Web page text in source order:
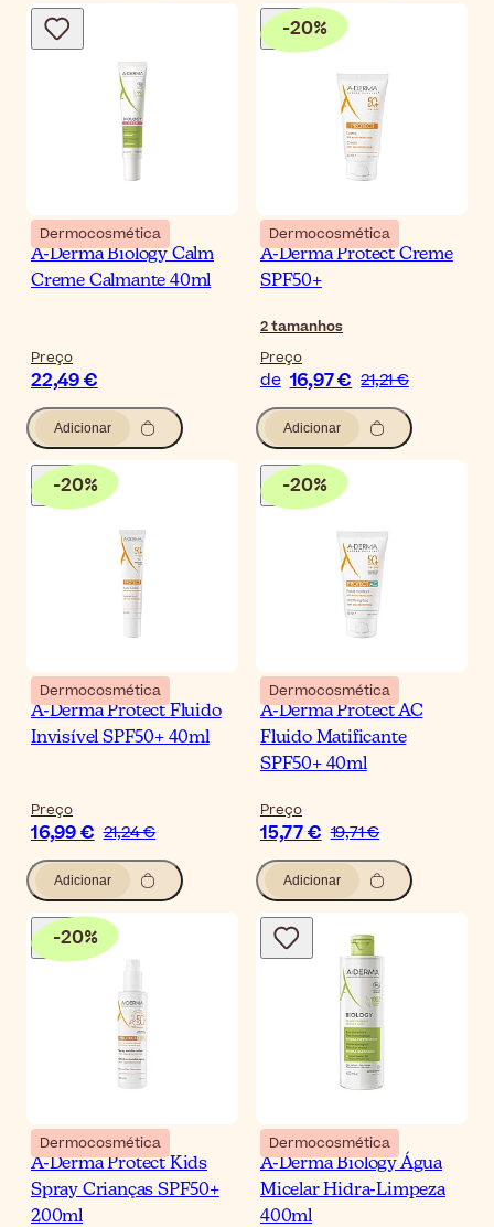
Dermocosmética
A-Derma Biology Calm
Creme Calmante 40ml
Preço
22,49 €
Adicionar
-20%
Dermocosmética
A-Derma Protect Creme
SPF50+
2tamanhos
Preço
de 16,97 € 21,21 €
Adicionar
-20%
Dermocosmética
A-Derma Protect Fluido
Invisível SPF50+ 40ml
Preço
16,99 € 21,24 €
Adicionar
-20%
Dermocosmética
A-Derma Protect AC
Fluido Matificante
SPF50+ 40ml
Preço
15,77 € 19,71 €
Adicionar
-20%
Dermocosmética
A-Derma Protect Kids
Spray Crianças SPF50+
200ml
Dermocosmética
A-Derma Biology Água
Micelar Hidra-Limpeza
400ml